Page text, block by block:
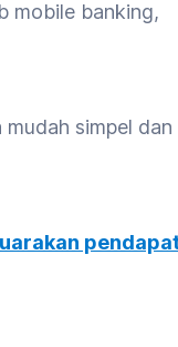
mobile banking,
simpel dan